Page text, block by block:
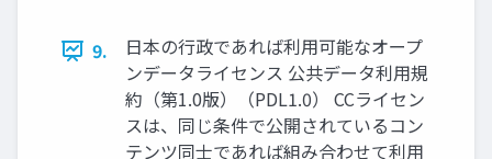
9.
日本の行政であれば利用可能なオープ
ンデータライセンス 公共データ利用規
約（第1.0版）（PDL1.0） CCライセン
スは、同じ条件で公開されているコン
テンツ同士であれば組み合わせて利用